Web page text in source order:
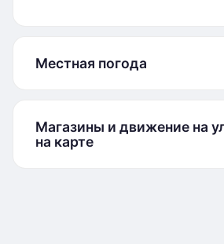
Местная погода
Магазины и движение на
на карте